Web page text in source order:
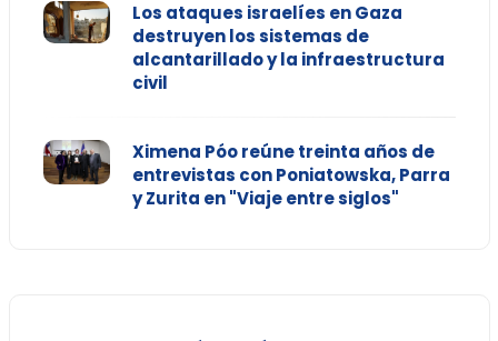
Los ataques israelíes en Gaza
destruyen los sistemas de
alcantarillado y la infraestructura
civil
Ximena Póo reúne treinta años de
entrevistas con Poniatowska, Parra
y Zurita en "Viaje entre siglos"